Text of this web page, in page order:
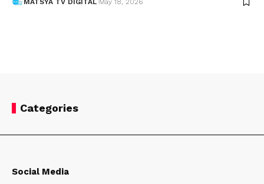
Categories
Social Media